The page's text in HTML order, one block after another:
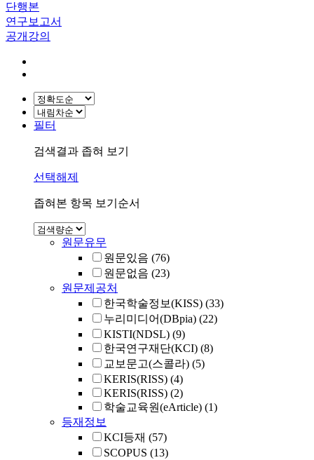
단행본
연구보고서
공개강의
필터
검색결과 좁혀 보기
선택해제
좁혀본 항목 보기순서
원문유무
원문있음 (76)
원문없음 (23)
원문제공처
한국학술정보(KISS) (33)
누리미디어(DBpia) (22)
KISTI(NDSL) (9)
한국연구재단(KCI) (8)
교보문고(스콜라) (5)
KERIS(RISS) (4)
KERIS(RISS) (2)
학술교육원(eArticle) (1)
등재정보
KCI등재 (57)
SCOPUS (13)